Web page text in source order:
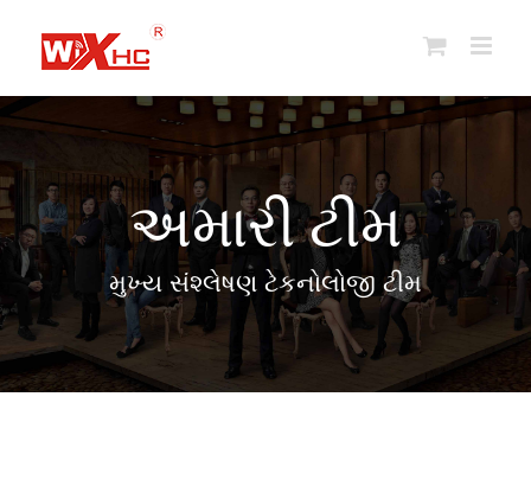
અમારી ટીમ
મુખ્ય સંશ્લેષણ ટેકનોલોજી ટીમ